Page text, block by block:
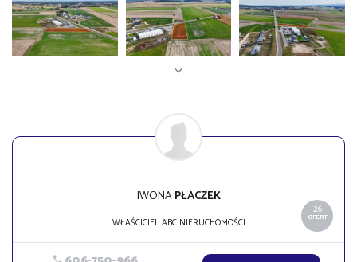
26
OFERT
IWONAPŁACZEK
WŁAŚCICIEL ABC NIERUCHOMOŚCI